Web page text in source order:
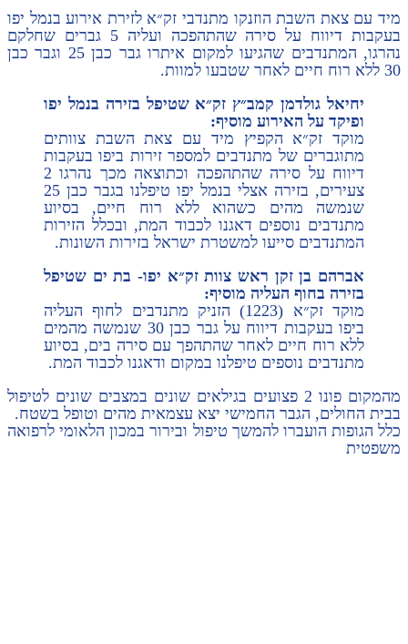
מיד עם צאת השבת הוזנקו מתנדבי זק״א לזירת אירוע בנמל יפו
בעקבות דיווח על סירה שהתהפכה ועליה 5 גברים שחלקם
נהרגו, המתנדבים שהגיעו למקום איתרו גבר כבן 25 וגבר כבן
30 ללא רוח חיים לאחר שטבעו למוות.
יחיאל גולדמן קמב״ץ זק״א שטיפל בזירה בנמל יפו
ופיקד על האירוע מוסיף:
מוקד זק״א הקפיץ מיד עם צאת השבת צוותים
מתוגברים של מתנדבים למספר זירות ביפו בעקבות
דיווח על סירה שהתהפכה וכתוצאה מכך נהרגו 2
צעירים, בזירה אצלי בנמל יפו טיפלנו בגבר כבן 25
שנמשה מהים כשהוא ללא רוח חיים, בסיוע
מתנדבים נוספים דאגנו לכבוד המת, ובכלל הזירות
המתנדבים סייעו למשטרת ישראל בזירות השונות.
אברהם בן זקן ראש צוות זק״א יפו- בת ים שטיפל
בזירה בחוף העליה מוסיף:
מוקד זק״א (1223) הזניק מתנדבים לחוף העליה
ביפו בעקבות דיווח על גבר כבן 30 שנמשה מהמים
ללא רוח חיים לאחר שהתהפך עם סירה בים, בסיוע
מתנדבים נוספים טיפלנו במקום ודאגנו לכבוד המת.
מהמקום פונו 2 פצועים בגילאים שונים במצבים שונים לטיפול
בבית החולים, הגבר החמישי יצא עצמאית מהים וטופל בשטח.
כלל הגופות הועברו להמשך טיפול ובירור במכון הלאומי לרפואה
משפטית